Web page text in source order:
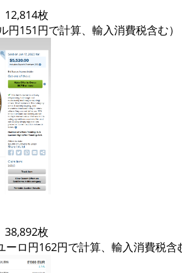
12,814枚
円151円で計算、輸入消費税含む）
38,892枚
ーロ円162円で計算、輸入消費税含